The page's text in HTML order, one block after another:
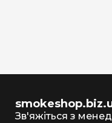
Зв'яжіться з